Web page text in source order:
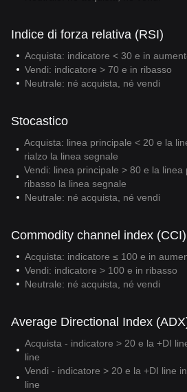
Indice di forza relativa (RSI)
Acquista: indicatore < 30 e in
Vendi: indicatore > 70 e in ribasso
Neutrale: né acquista, né vendi
Stocastico
Acquista: linea principale < 20 e la
rialzo la linea segnale
Vendi: linea principale > 80 e la linea
ribasso la linea segnale
Neutrale: né acquista, né vendi
Commodity channel index (CCI)
Acquista: indicatore ≤ 100 e in
Vendi: indicatore > 100 e in ribasso
Neutrale: né acquista, né vendi
Average Directional Index
Acquista - indicatore > 20 e la +DI
line
Vendi - indicatore > 20 e la +DI line
line